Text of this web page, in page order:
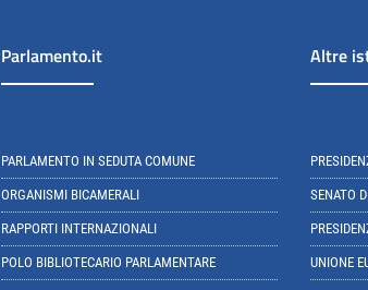
Parlamento.it
PARLAMENTO IN SEDUTA COMUNE
ORGANISMI BICAMERALI
RAPPORTI INTERNAZIONALI
POLO BIBLIOTECARIO PARLAMENTARE
Altre
SENATO
UNIONE